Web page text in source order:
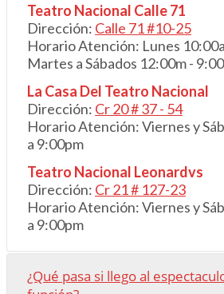
Teatro Nacional Calle 71
Dirección: Calle 71 #10-25
Horario Atención: Lunes
Martes a Sábados 12:00m -
La Casa Del Teatro Nacional
Dirección: Cr 20 # 37- 54
Horario Atención: Viernes y
a 9:00pm
Teatro Nacional Leonardvs
Dirección: Cr 21 # 127-23
Horario Atención: Viernes y
a 9:00pm
¿Qué pasa si llego al